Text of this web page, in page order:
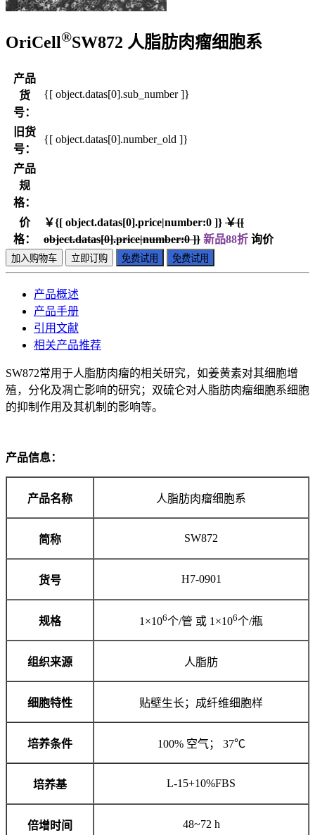
OriCell®SW872 人脂肪肉瘤细胞系
产品
货
号：
{[ object.datas[0].sub_number ]}
旧货
号：
{[ object.datas[0].number_old ]}
产品
规
格：
价
格：
￥{[ object.datas[0].price|number:0 ]} ￥{[
object.datas[0].price|number:0 ]} 新品88折 询价
加入购物车 立即订购 免费试用 免费试用
产品概述
产品手册
引用文献
相关产品推荐
SW872常用于人脂肪肉瘤的相关研究，如姜黄素对其细胞增
殖，分化及凋亡影响的研究；双硫仑对人脂肪肉瘤细胞系细胞
的抑制作用及其机制的影响等。
产品信息：
产品名称 人脂肪肉瘤细胞系
简称 SW872
货号 H7-0901
规格 1×106个/管 或 1×106个/瓶
组织来源 人脂肪
细胞特性 贴壁生长；成纤维细胞样
培养条件 100% 空气； 37℃
培养基 L-15+10%FBS
倍增时间 48~72 h